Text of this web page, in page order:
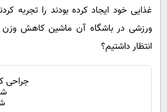
غذایی خود ایجاد کرده بودند را تجربه
ورزشی در باشگاه آن ماشین کاهش
انتظار داشتیم؟
جراحی